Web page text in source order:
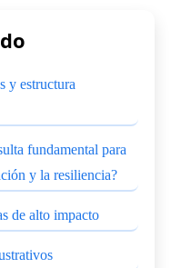
y estructura
fundamental para
y la resiliencia?
de alto impacto